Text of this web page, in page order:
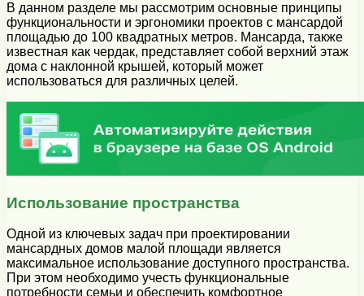
В данном разделе мы рассмотрим основные принципы
функциональности и эргономики проектов с мансардой
площадью до 100 квадратных метров. Мансарда, также
известная как чердак, представляет собой верхний этаж
дома с наклонной крышей, который может
использоваться для различных целей.
Использование пространства
Одной из ключевых задач при проектировании
мансардных домов малой площади является
максимальное использование доступного пространства.
При этом необходимо учесть функциональные
потребности семьи и обеспечить комфортное